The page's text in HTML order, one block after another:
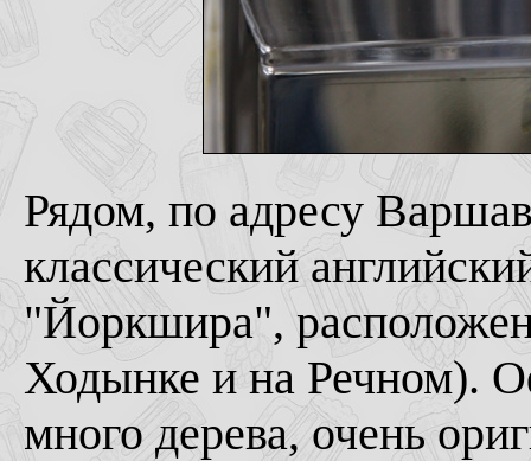
Рядом, по адресу
классический
"Йоркшира",
Ходынке и на Речном).
много дерева, очень